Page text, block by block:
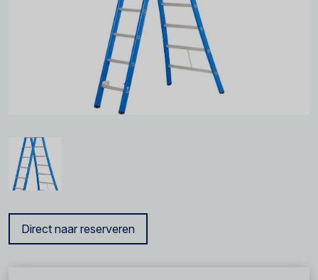
Direct naar reserveren